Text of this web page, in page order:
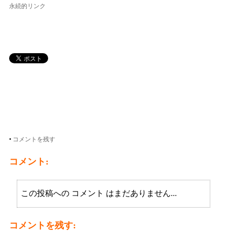
永続的リンク
• コメントを残す
コメント:
この投稿への コメント はまだありません...
コメントを残す: